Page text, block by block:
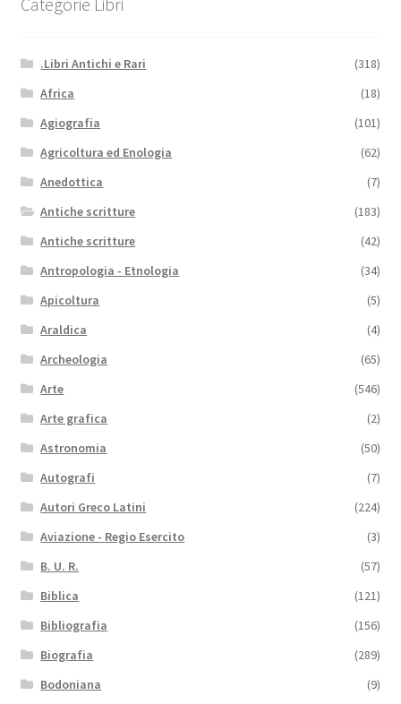
.Libri Antichi e Rari
(318)
Africa
(18)
Agiografia
(101)
Agricoltura ed Enologia
(62)
Anedottica
(7)
Antiche scritture
(183)
Antiche scritture
(42)
Antropologia - Etnologia
(34)
Apicoltura
(5)
Araldica
(4)
Archeologia
(65)
Arte
(546)
Arte grafica
(2)
Astronomia
(50)
Autografi
(7)
Autori Greco Latini
(224)
Aviazione - Regio Esercito
(3)
B. U. R.
(57)
Biblica
(121)
Bibliografia
(156)
Biografia
(289)
Bodoniana
(9)